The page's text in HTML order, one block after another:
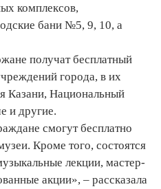
комплексов,
бани №5, 9, 10, а
получат бесплатный
города, в их
Казани, Национальный
и другие.
смогут бесплатно
Кроме того, состоятся
лекции, мастер-
акции», – рассказала